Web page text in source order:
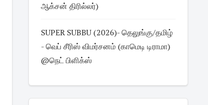
ஆக்சன் திரில்லர்)
SUPER SUBBU (2026)- தெலுங்கு/தமிழ்
- வெப் சீரிஸ் விமர்சனம் (காமெடி டிராமா)
@நெட் பிளிக்ஸ்